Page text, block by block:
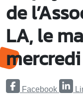
de
LA, le
Facebook